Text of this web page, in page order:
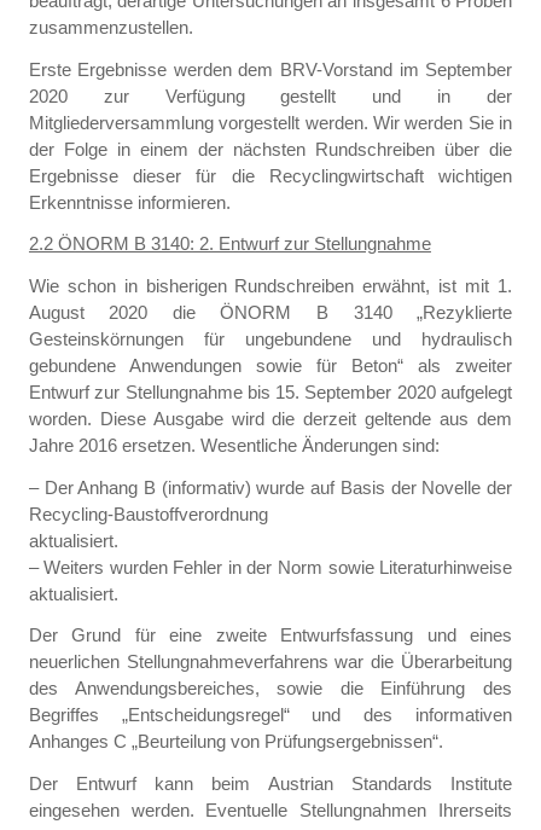
zusammenzustellen.
Erste Ergebnisse werden dem BRV-Vorstand im September
2020 zur Verfügung gestellt und in der
Mitgliederversammlung vorgestellt werden. Wir werden Sie in
der Folge in einem der nächsten Rundschreiben über die
Ergebnisse dieser für die Recyclingwirtschaft wichtigen
Erkenntnisse informieren.
2.2 ÖNORM B 3140: 2. Entwurf zur Stellungnahme
Wie schon in bisherigen Rundschreiben erwähnt, ist mit 1.
August 2020 die ÖNORM B 3140 „Rezyklierte
Gesteinskörnungen für ungebundene und hydraulisch
gebundene Anwendungen sowie für Beton“ als zweiter
Entwurf zur Stellungnahme bis 15. September 2020 aufgelegt
worden. Diese Ausgabe wird die derzeit geltende aus dem
Jahre 2016 ersetzen. Wesentliche Änderungen sind:
– Der Anhang B (informativ) wurde auf Basis der Novelle der
Recycling-Baustoffverordnung
aktualisiert.
– Weiters wurden Fehler in der Norm sowie Literaturhinweise
aktualisiert.
Der Grund für eine zweite Entwurfsfassung und eines
neuerlichen Stellungnahmeverfahrens war die Überarbeitung
des Anwendungsbereiches, sowie die Einführung des
Begriffes „Entscheidungsregel“ und des informativen
Anhanges C „Beurteilung von Prüfungsergebnissen“.
Der Entwurf kann beim Austrian Standards Institute
eingesehen werden. Eventuelle Stellungnahmen Ihrerseits